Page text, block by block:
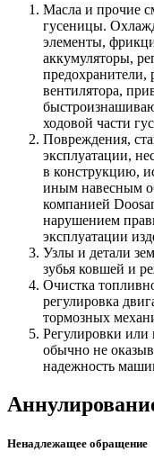
Масла и прочие
гусеницы.
элементы,
аккумуляторы,
предохранители,
вентилятора,
ходовой части
Повреждения,
эксплуатации,
в конструкцию,
иным навесным
компанией
нарушением
эксплуатации
Узлы и детали
зубья ковшей и
Очистка
регулировка
тормозных
Регулировки или
обычно не
надежность
Ненадлежащее обращение